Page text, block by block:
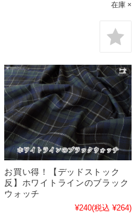
在庫 ×
お買い得！【デッドストック
反】ホワイトラインのブラック
ウォッチ
¥240(税込 ¥264)